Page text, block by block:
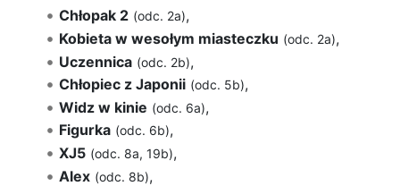
Chłopak 2 (odc. 2a),
Kobieta w wesołym miasteczku (odc. 2a),
Uczennica (odc. 2b),
Chłopiec z Japonii (odc. 5b),
Widz w kinie (odc. 6a),
Figurka (odc. 6b),
XJ5 (odc. 8a, 19b),
Alex (odc. 8b),